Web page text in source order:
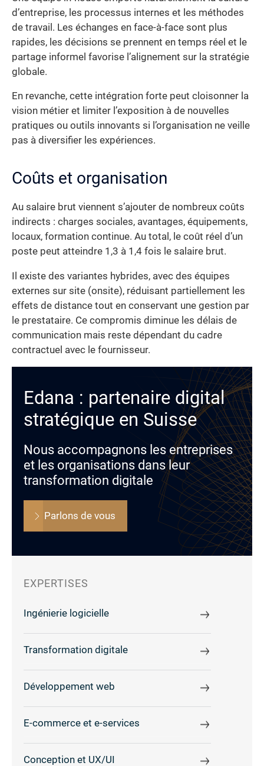
d’entreprise, les processus internes et les méthodes
de travail. Les échanges en face-à-face sont plus
rapides, les décisions se prennent en temps réel et le
partage informel favorise l’alignement sur la stratégie
globale.
En revanche, cette intégration forte peut cloisonner la
vision métier et limiter l’exposition à de nouvelles
pratiques ou outils innovants si l’organisation ne veille
pas à diversifier les expériences.
Coûts et organisation
Au salaire brut viennent s’ajouter de nombreux coûts
indirects : charges sociales, avantages, équipements,
locaux, formation continue. Au total, le coût réel d’un
poste peut atteindre 1,3 à 1,4 fois le salaire brut.
Il existe des variantes hybrides, avec des équipes
externes sur site (onsite), réduisant partiellement les
effets de distance tout en conservant une gestion par
le prestataire. Ce compromis diminue les délais de
communication mais reste dépendant du cadre
contractuel avec le fournisseur.
Edana : partenaire digital
stratégique en Suisse
Nous accompagnons les entreprises
et les organisations dans leur
transformation digitale
Parlons de vous
EXPERTISES
Ingénierie logicielle
Transformation digitale
Développement web
E-commerce et e-services
Conception et UX/UI